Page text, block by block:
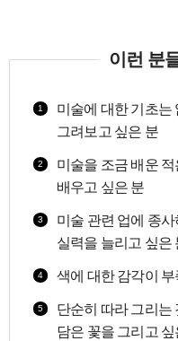
이런 분
1
미술에 대한 기초는
그려보고 싶은 분
2
미술을 조금 배운
배우고 싶은 분
3
미술 관련 업에 종
실력을 늘리고 싶은
4 색에 대한 감각이
5
단순히 따라 그리는
담은 꽃을 그리고 싶